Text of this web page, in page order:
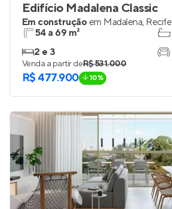
Edifício Madalena Classic
Em construção em Madalena, Recife
54 a 69 m²
2 e 3
Venda a partir deR$ 531.000
R$ 477.900 10%